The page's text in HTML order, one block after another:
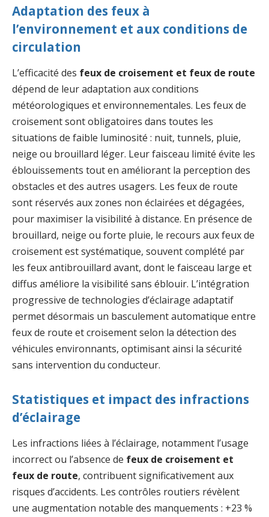
Adaptation des feux à
l’environnement et aux conditions de
circulation
L’efficacité des feux de croisement et feux de route
dépend de leur adaptation aux conditions
météorologiques et environnementales. Les feux de
croisement sont obligatoires dans toutes les
situations de faible luminosité : nuit, tunnels, pluie,
neige ou brouillard léger. Leur faisceau limité évite les
éblouissements tout en améliorant la perception des
obstacles et des autres usagers. Les feux de route
sont réservés aux zones non éclairées et dégagées,
pour maximiser la visibilité à distance. En présence de
brouillard, neige ou forte pluie, le recours aux feux de
croisement est systématique, souvent complété par
les feux antibrouillard avant, dont le faisceau large et
diffus améliore la visibilité sans éblouir. L’intégration
progressive de technologies d’éclairage adaptatif
permet désormais un basculement automatique entre
feux de route et croisement selon la détection des
véhicules environnants, optimisant ainsi la sécurité
sans intervention du conducteur.
Statistiques et impact des infractions
d’éclairage
Les infractions liées à l’éclairage, notamment l’usage
incorrect ou l’absence de feux de croisement et
feux de route, contribuent significativement aux
risques d’accidents. Les contrôles routiers révèlent
une augmentation notable des manquements : +23 %